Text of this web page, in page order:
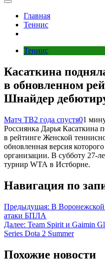
Главная
Теннис
Теннис
Касаткина
в обновленном
Шнайдер
Матч ТВ2 года спустя01
Россиянка Дарья Касаткина
в рейтинге Женской
обновленная версия
организации. В субботу
турнир WTA в Истборне.
Навигация по
Предыдущая: В Воронежской
атаки БПЛА
Далее: Team Spirit и Gaimin
Series Dota 2 Summer
Похожие новости